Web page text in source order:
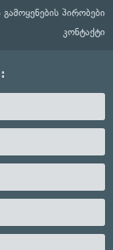
პირობები
კონტაქტი